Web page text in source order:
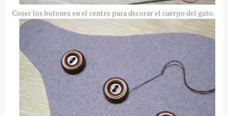
Coser los botones en el centro para decorar el cuerpo del gato.